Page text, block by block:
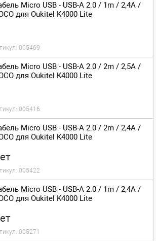
Micro USB - USB-A 2.0 / 1m / 2,4A /
для Oukitel K4000 Lite
005469
Micro USB - USB-A 2.0 / 2m / 2,5A /
для Oukitel K4000 Lite
005416
Micro USB - USB-A 2.0 / 2m / 2,4A /
для Oukitel K4000 Lite
005422
Micro USB - USB-A 2.0 / 1m / 2,4A /
для Oukitel K4000 Lite
005271